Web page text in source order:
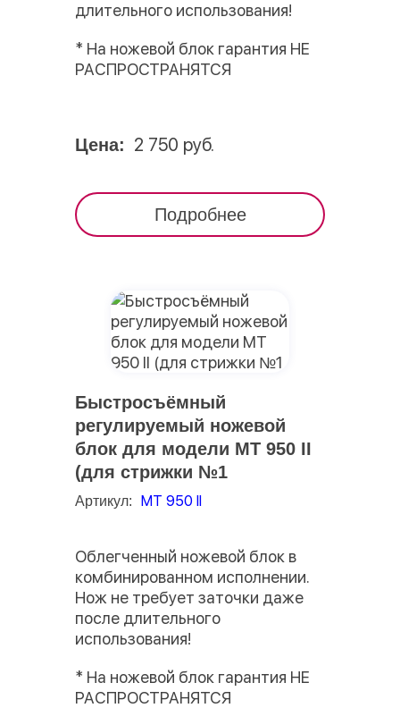
длительного использования!
* На ножевой блок гарантия НЕ
РАСПРОСТРАНЯТСЯ
Цена: 2 750 руб.
Подробнее
Быстросъёмный
регулируемый ножевой
блок для модели MT 950 II
(для стрижки №1
Артикул: МТ 950 II
Облегченный ножевой блок в
комбинированном исполнении.
Нож не требует заточки даже
после длительного
использования!
* На ножевой блок гарантия НЕ
РАСПРОСТРАНЯТСЯ